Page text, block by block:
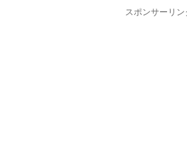
スポンサーリン